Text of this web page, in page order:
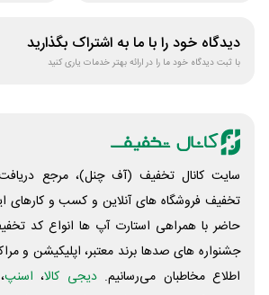
دیدگاه خود را با ما به اشتراک بگذارید
با ثبت دیدگاه خود ما را در ارائه بهتر خدمات یاری کنید
سایت کانال تخفیف (آف چنل)، مرجع
تخفیف فروشگاه های آنلاین و کسب و‌ کارهای
حاضر با همراهی استارت آپ ها انواع کد
جشنواره های صدها برند معتبر، اپلیکیشن و
اطلاع مخاطبان می‌رسانیم. دیجی کالا، اسنپ